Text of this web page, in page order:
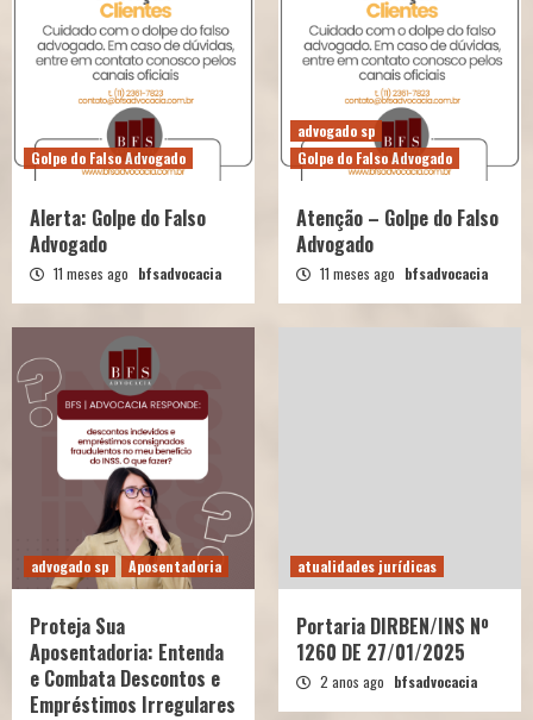
Golpe do Falso Advogado
Alerta: Golpe do Falso
Advogado
11 meses ago bfsadvocacia
advogado sp
Golpe do Falso Advogado
Atenção – Golpe do Falso
Advogado
11 meses ago bfsadvocacia
advogado sp Aposentadoria
Proteja Sua
Aposentadoria: Entenda
e Combata Descontos e
Empréstimos Irregulares
atualidades jurídicas
Portaria DIRBEN/INS Nº
1260 DE 27/01/2025
2 anos ago bfsadvocacia